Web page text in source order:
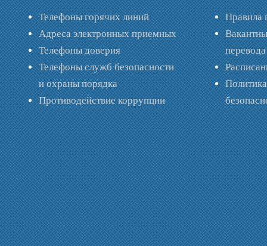
Телефоны горячих линий
Адреса электронных приемных
Телефоны доверия
Телефоны служб безопасности
и охраны порядка
Противодействие коррупции
Правила
перевода